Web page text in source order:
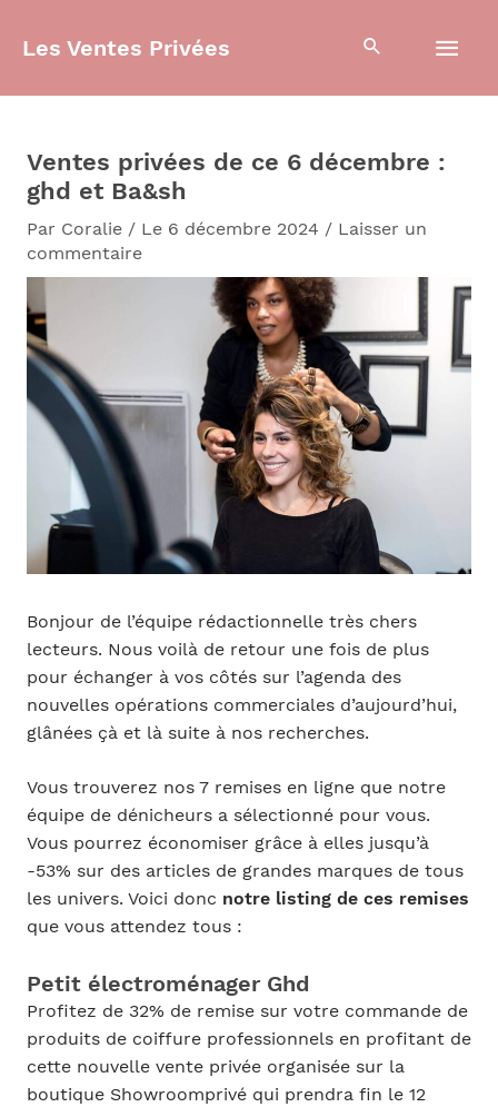
Les Ventes Privées
Ventes privées de ce 6 décembre :
ghd et Ba&sh
Par Coralie / Le 6 décembre 2024 / Laisser un
commentaire
Bonjour de l’équipe rédactionnelle très chers
lecteurs. Nous voilà de retour une fois de plus
pour échanger à vos côtés sur l’agenda des
nouvelles opérations commerciales d’aujourd’hui,
glânées çà et là suite à nos recherches.
Vous trouverez nos 7 remises en ligne que notre
équipe de dénicheurs a sélectionné pour vous.
Vous pourrez économiser grâce à elles jusqu’à
-53% sur des articles de grandes marques de tous
les univers. Voici donc notre listing de ces remises
que vous attendez tous :
Petit électroménager Ghd
Profitez de 32% de remise sur votre commande de
produits de coiffure professionnels en profitant de
cette nouvelle vente privée organisée sur la
boutique Showroomprivé qui prendra fin le 12